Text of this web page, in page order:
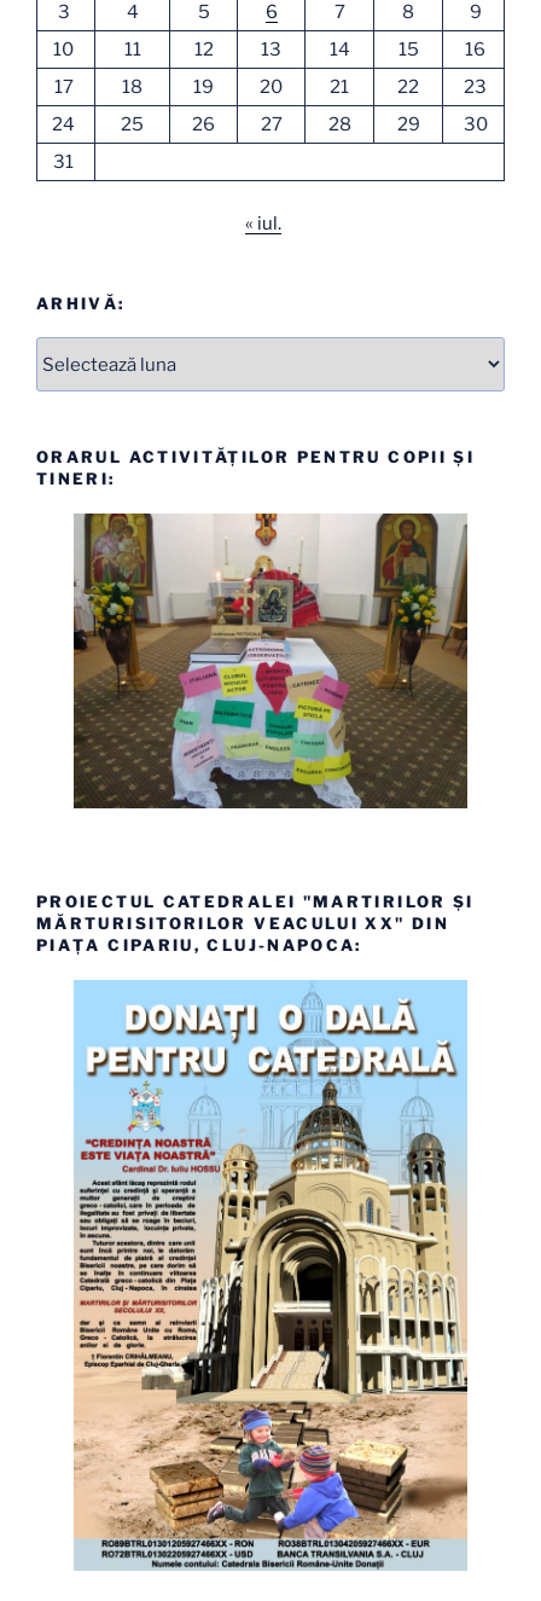
3
4 5 6 7 8
9
10
11 12 13 14 15
16
17
18 19 20 21 22
23
24
25 26 27 28 29
30
31
« iul.
ARHIVĂ:
ORARUL ACTIVITĂȚILOR PENTRU COPII ȘI
TINERI:
PROIECTUL CATEDRALEI "MARTIRILOR ȘI
MĂRTURISITORILOR VEACULUI XX" DIN
PIAȚA CIPARIU, CLUJ-NAPOCA: